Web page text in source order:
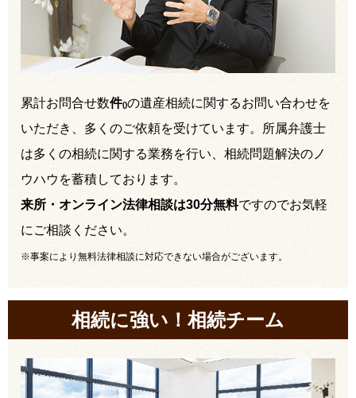
累計お問合せ数件()の遺産相続に関するお問い合わせを
いただき、多くのご依頼を受けています。所属弁護士
は多くの相続に関する業務を行い、相続問題解決のノ
ウハウを蓄積しております。
来所・オンライン法律相談は30分無料ですのでお気軽
にご相談ください。
※事案により無料法律相談に対応できない場合がございます。
相続に強い！相続チーム